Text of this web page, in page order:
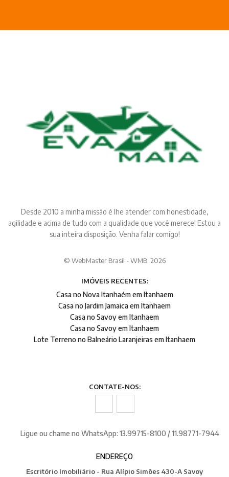
Desde 2010 a minha missão é lhe atender com honestidade,
agilidade e acima de tudo com a qualidade que você merece! Estou a
sua inteira disposição. Venha falar comigo!
© WebMaster Brasil - WMB. 2026
IMÓVEIS RECENTES:
Casa no Nova Itanhaém em Itanhaem
Casa no Jardim Jamaica em Itanhaem
Casa no Savoy em Itanhaem
Casa no Savoy em Itanhaem
Lote Terreno no Balneário Laranjeiras em Itanhaem
CONTATE-NOS:
Ligue ou chame no WhatsApp: 13.99715-8100 / 11.98771-7944
ENDEREÇO
Escritório Imobiliário - Rua Alípio Simões 430-A Savoy